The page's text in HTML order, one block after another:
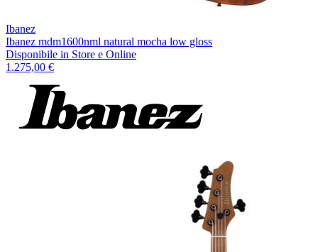
Ibanez
Ibanez mdm1600nml natural mocha low gloss
Disponibile in Store e Online
1.275,00 €